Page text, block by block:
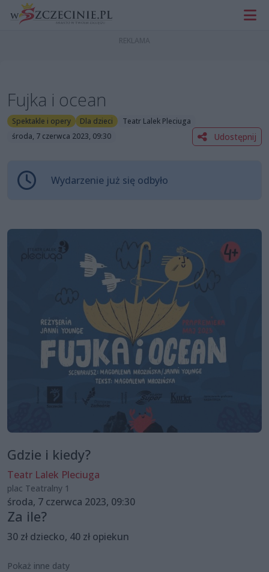
Fujka i ocean
Spektakle i opery Dla dzieci
Teatr Lalek Pleciuga
środa, 7 czerwca 2023, 09:30
Udostępnij
Wydarzenie już się odbyło
Gdzie i kiedy?
Teatr Lalek Pleciuga
plac Teatralny 1
środa, 7 czerwca 2023, 09:30
Za ile?
30 zł dziecko, 40 zł opiekun
Pokaż inne daty